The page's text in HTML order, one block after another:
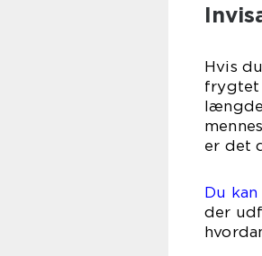
Hvis
frygtet
er det
Du
der